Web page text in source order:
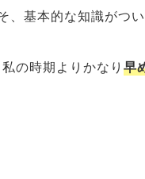
、基本的な知識がつ
の時期よりかなり早